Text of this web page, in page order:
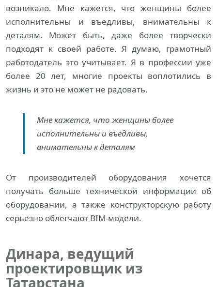
возникало. Мне кажется, что женщины более
исполнительны и въедливы, внимательны к
деталям. Может быть, даже более творчески
подходят к своей работе. Я думаю, грамотный
работодатель это учитывает. Я в профессии уже
более 20 лет, многие проекты воплотились в
жизнь и это не может не радовать.
Мне кажется, что женщины более
исполнительны и въедливы,
внимательны к деталям
От производителей оборудования хочется
получать больше технической информации об
оборудовании, а также конструкторскую работу
серьезно облегчают BIM-модели.
Динара, ведущий
проектировщик из
Татарстана